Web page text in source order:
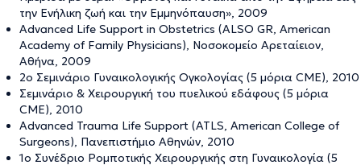
την Ενήλικη ζωή και την Εμμηνόπαυση», 2009
Advanced Life Support in Obstetrics (ALSO GR, American
Academy of Family Physicians), Νοσοκομείο Αρεταίειον,
Αθήνα, 2009
2ο Σεμινάριο Γυναικολογικής Ογκολογίας (5 μόρια CME), 2010
Σεμινάριο & Χειρουργική του πυελικού εδάφους (5 μόρια
CME), 2010
Advanced Trauma Life Support (ATLS, American College of
Surgeons), Πανεπιστήμιο Αθηνών, 2010
1ο Συνέδριο Ρομποτικής Χειρουργικής στη Γυναικολογία (5